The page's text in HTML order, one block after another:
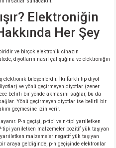
Elektroniğin
Her Şey
ve birçok elektronik cihazın
diyotların nasıl çalıştığına ve elektroniğin
elektronik bileşenlerdir. İki farklı tip diyot
ve yönü geçirmeyen diyotlar (zener
belirli bir yönde akmasını sağlar, bu da
Yönü geçirmeyen diyotlar ise belirli bir
geçmesine izin verir.
P-n geçişi, p-tipi ve n-tipi yarıiletken
yarıiletken malzemeler pozitif yük taşıyan
malzemeler negatif yük taşıyan
araya geldiğinde, p-n geçişinde elektronlar